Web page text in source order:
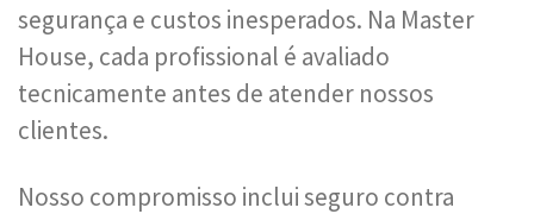
segurança e custos inesperados. Na Master
House, cada profissional é avaliado
tecnicamente antes de atender nossos
clientes.
Nosso compromisso inclui seguro contra